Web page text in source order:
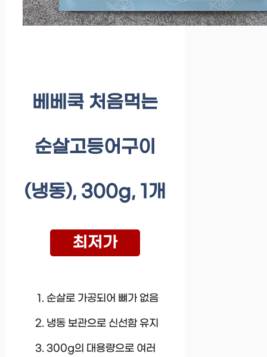
베베쿡 처음먹는
순살고등어구이
(냉동), 300g, 1개
최저가
순살로 가공되어 뼈가 없음
냉동 보관으로 신선함 유지
300g의 대용량으로 여러